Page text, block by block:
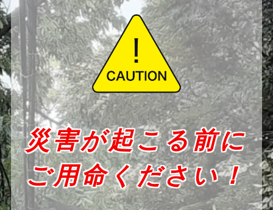
災害が起こる前に
ご用命ください！